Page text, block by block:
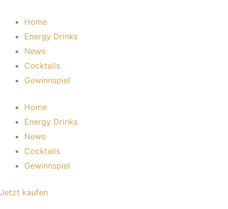
Inhalt
springen
Home
Energy Drinks
News
Cocktails
Gewinnspiel
Home
Energy Drinks
News
Cocktails
Gewinnspiel
Jetzt kaufen